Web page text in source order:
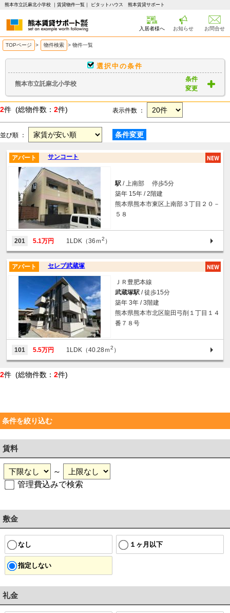
熊本市立託麻北小学校 ｜賃貸物件一覧｜ ピタットハウス 熊本賃貸サポート
入居者様へ お知らせ お問合せ
TOPページ > 物件検索 > 物件一覧
選択中の条件
熊本市立託麻北小学校
条件
変更
2件 (総物件数： 2件) 表示件数 ：
並び順 ： 条件変更
サンコート
アパート
駅 / 上南部 停歩5分
築年 15年 / 2階建
熊本県熊本市東区上南部３丁目２０－
５８
201 5.1万円 1LDK（36ｍ2 ）
セレブ武蔵塚
アパート
ＪＲ豊肥本線
武蔵塚駅 / 徒歩15分
築年 3年 / 3階建
熊本県熊本市北区龍田弓削１丁目１４
番７８号
101 5.5万円 1LDK（40.28ｍ2 ）
2件 (総物件数： 2件)
条件を絞り込む
賃料
～
管理費込みで検索
敷金
なし １ヶ月以下
指定しない
礼金